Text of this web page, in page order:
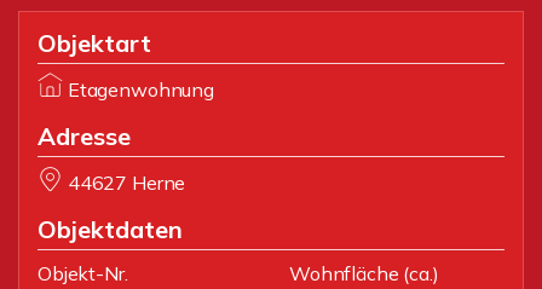
Objektart
Etagenwohnung
Adresse
44627 Herne
Objektdaten
Objekt-Nr.
Wohnfläche (ca.)